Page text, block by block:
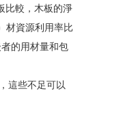
比較，木板的淨
材資源利用率比
的用材量和包
這些不足可以